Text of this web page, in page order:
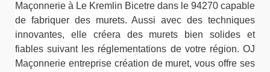
Maçonnerie à Le Kremlin Bicetre dans le 94270 capable
de fabriquer des murets. Aussi avec des techniques
innovantes, elle créera des murets bien solides et
fiables suivant les réglementations de votre région. OJ
Maçonnerie entreprise création de muret, vous offre ses